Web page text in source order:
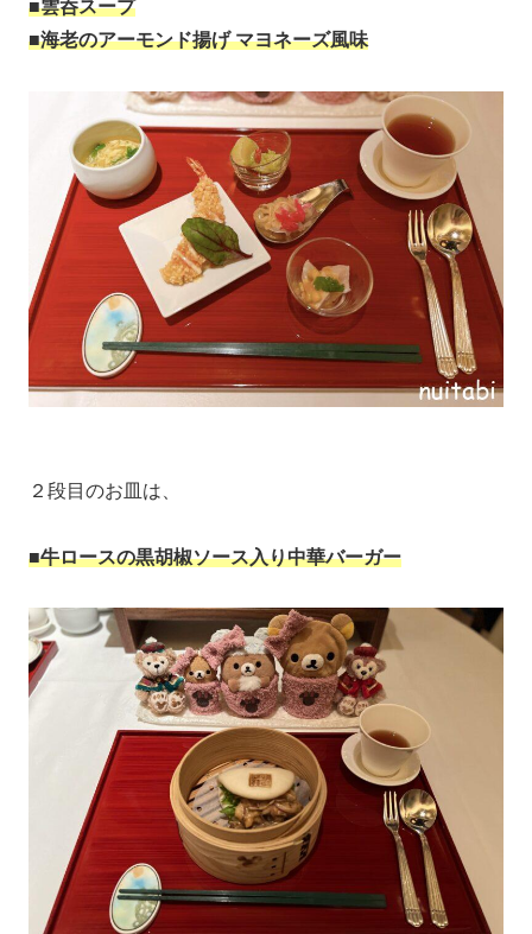
■雲呑スープ
■海老のアーモンド揚げ マヨネーズ風味
２段目のお皿は、
■牛ロースの黒胡椒ソース入り中華バーガー